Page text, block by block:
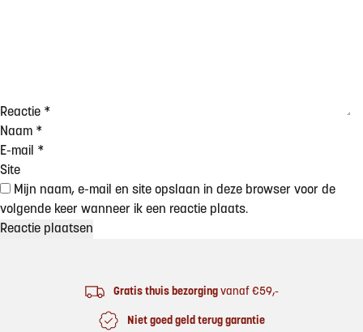
Reactie *
Naam *
E-mail *
Site
Mijn naam, e-mail en site opslaan in deze browser voor de
volgende keer wanneer ik een reactie plaats.
Gratis thuis bezorgingvanaf €59,-
Niet goed geld terug garantie